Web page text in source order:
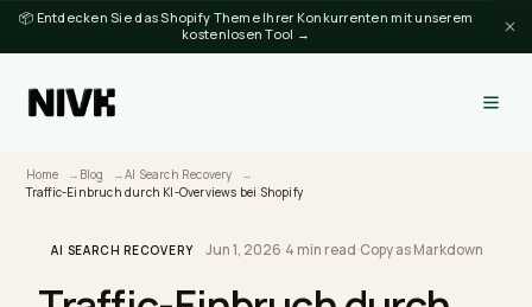
📦 Entdecken Sie das Shopify Theme Ihrer Konkurrenten mit unserem
kostenlosen Tool →
Home Blog
AI Search Recovery